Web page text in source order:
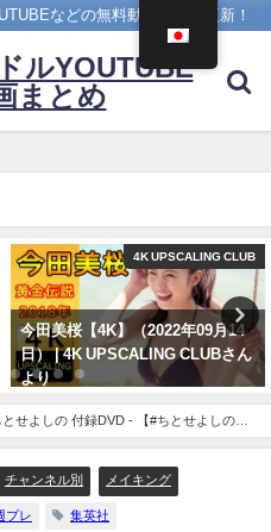
などの無料動画を日々更新！
ルYOUTUBE
まとめ
写真集PV
櫻井音乃 写真集PV - 【#櫻井音
乃】21歳、音乃パイセンのオトナ
な挑戦ーOtono Sakurai（2023年
12月20日） | 週プレChannel【集
英社 週刊プレイボーイ公式】さん
より
12/20/2023
とせよしの 付録DVD - 【#ちとせよしの】
登録100万人記念特集・第10弾！～週プ
んより
チャンネル別 メイキング
プレ 集英社